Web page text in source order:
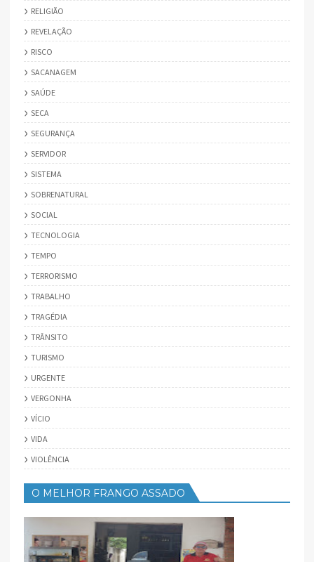
RELIGIÃO
REVELAÇÃO
RISCO
SACANAGEM
SAÚDE
SECA
SEGURANÇA
SERVIDOR
SISTEMA
SOBRENATURAL
SOCIAL
TECNOLOGIA
TEMPO
TERRORISMO
TRABALHO
TRAGÉDIA
TRÂNSITO
TURISMO
URGENTE
VERGONHA
VÍCIO
VIDA
VIOLÊNCIA
O MELHOR FRANGO ASSADO